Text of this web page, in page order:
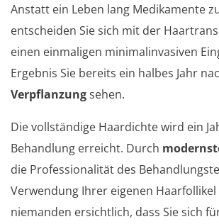
Anstatt ein Leben lang Medikamente
entscheiden Sie sich mit der
einen einmaligen minimalinvasiven
Ergebnis Sie bereits ein halbes Jahr
Verpflanzungsehen.
Die vollständige Haardichte wird ein
Behandlung erreicht. Durch
die Professionalität des
Verwendung Ihrer eigenen
niemanden ersichtlich, dass Sie sich